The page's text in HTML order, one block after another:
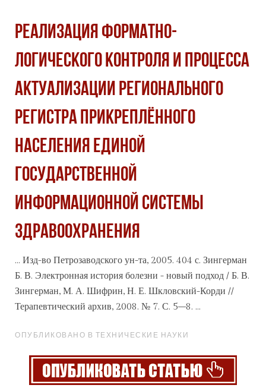
РЕАЛИЗАЦИЯ ФОРМАТНО-
ЛОГИЧЕСКОГО КОНТРОЛЯ И ПРОЦЕССА
АКТУАЛИЗАЦИИ РЕГИОНАЛЬНОГО
РЕГИСТРА ПРИКРЕПЛЁННОГО
НАСЕЛЕНИЯ ЕДИНОЙ
ГОСУДАРСТВЕННОЙ
ИНФОРМАЦИОННОЙ СИСТЕМЫ
ЗДРАВООХРАНЕНИЯ
... Изд-во Петрозаводского ун-та, 2005. 404 с. Зингерман
Б. В. Электронная история болезни - новый подход / Б. В.
Зингерман, М. А. Шифрин, Н. Е. Шкловский-Корди //
Терапевтический архив, 2008. № 7. С. 5–8. ...
ОПУБЛИКОВАНО В ТЕХНИЧЕСКИЕ НАУКИ